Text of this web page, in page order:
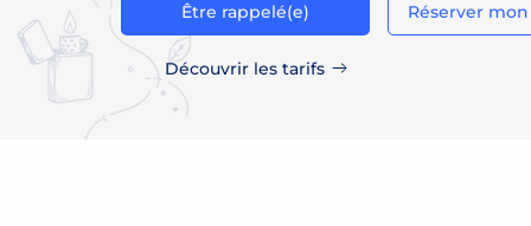
Être rappelé(e) Réserver
Découvrir les tarifs